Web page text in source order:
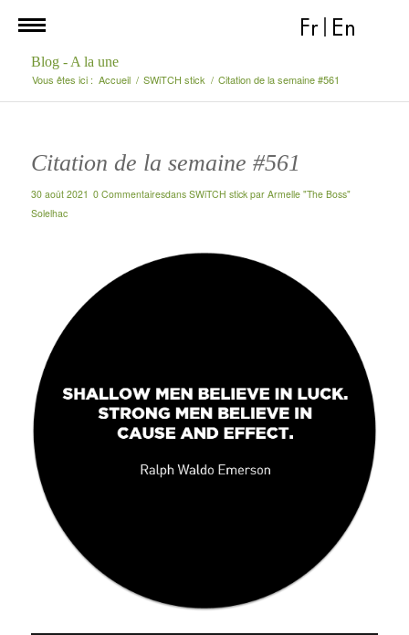
Fr En
Blog - A la une
Vous êtes ici : Accueil / SWiTCH stick / Citation de la semaine #561
Citation de la semaine #561
30 août 2021 0 Commentairesdans SWiTCH stick par Armelle "The Boss"
Solelhac